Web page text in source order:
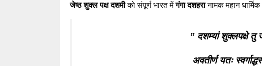
जेष्ठ शुक्ल पक्ष दशमीको संपूर्ण भारत मेंगंगा दशहरानामक महान धार्मिक
” दशम्यां शुक्लपक्षे तु
अवतीर्ण यतः